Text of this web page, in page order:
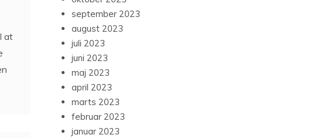
at
september 2023
august 2023
juli 2023
juni 2023
maj 2023
april 2023
marts 2023
februar 2023
januar 2023